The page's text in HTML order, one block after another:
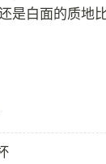
是白面的质地